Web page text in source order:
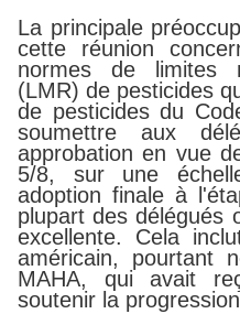
La principale
cette réunion
normes de limites
(LMR) de pesticides
de pesticides du
soumettre aux
approbation en vue
5/8, sur une
adoption finale à
plupart des délégués
excellente. Cela
américain, pourtant
MAHA, qui avait
soutenir la